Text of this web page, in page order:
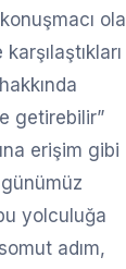
getirebilir”
erişim gibi
günümüz
yolculuğa
adım,